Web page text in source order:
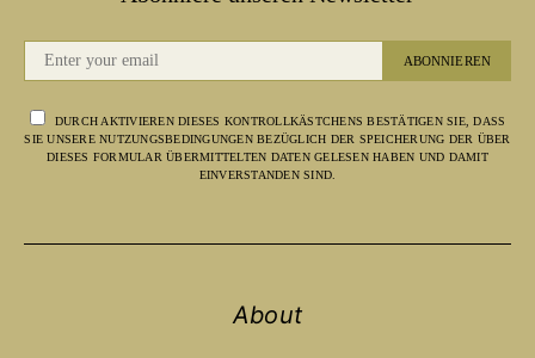
ABONNIEREN
DURCH AKTIVIEREN DIESES KONTROLLKÄSTCHENS BESTÄTIGEN SIE, DASS
SIE UNSERE NUTZUNGSBEDINGUNGEN BEZÜGLICH DER SPEICHERUNG DER ÜBER
DIESES FORMULAR ÜBERMITTELTEN DATEN GELESEN HABEN UND DAMIT
EINVERSTANDEN SIND.
About